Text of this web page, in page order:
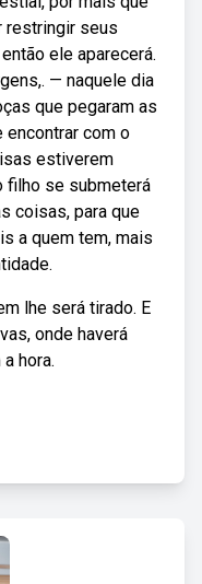
restringir seus
ele aparecerá.
— naquele dia
que pegaram as
encontrar com o
estiverem
filho se submeterá
coisas, para que
a quem tem, mais
lhe será tirado. E
onde haverá
hora.